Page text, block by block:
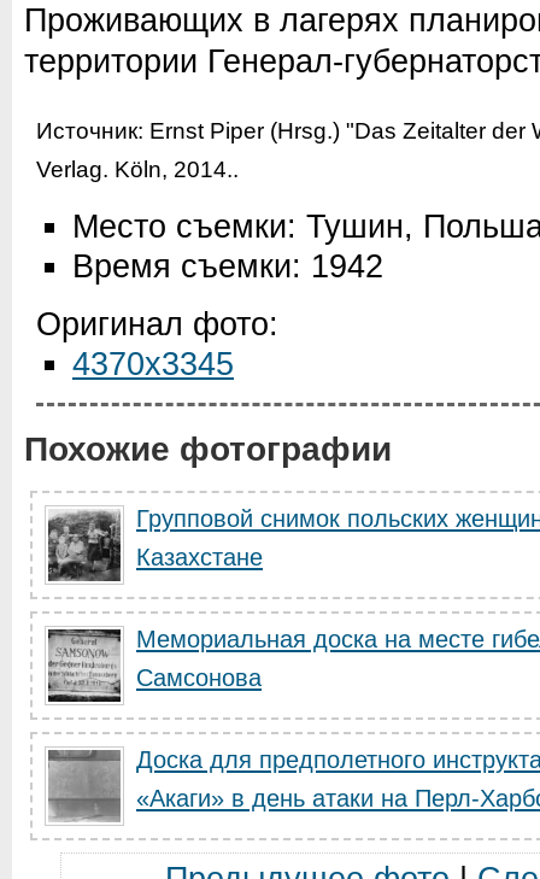
Проживающих в лагерях
территории Генерал-
Источник: Ernst Piper (Hrsg.) "Das Zeitalter
Verlag. Köln, 2014..
Место съемки: Тушин,
Время съемки: 1942
Оригинал фото:
4370x3345
Похожие фотографии
Групповой снимок польских
Казахстане
Мемориальная доска на месте
Самсонова
Доска для предполетного
«Акаги» в день атаки на Перл-